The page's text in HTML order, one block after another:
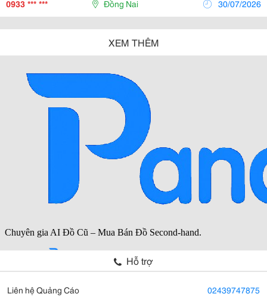
0933 *** *** Đồng Nai 30/07/2026
XEM THÊM
Hỗ trợ
Liên hệ Quảng Cáo 02439747875